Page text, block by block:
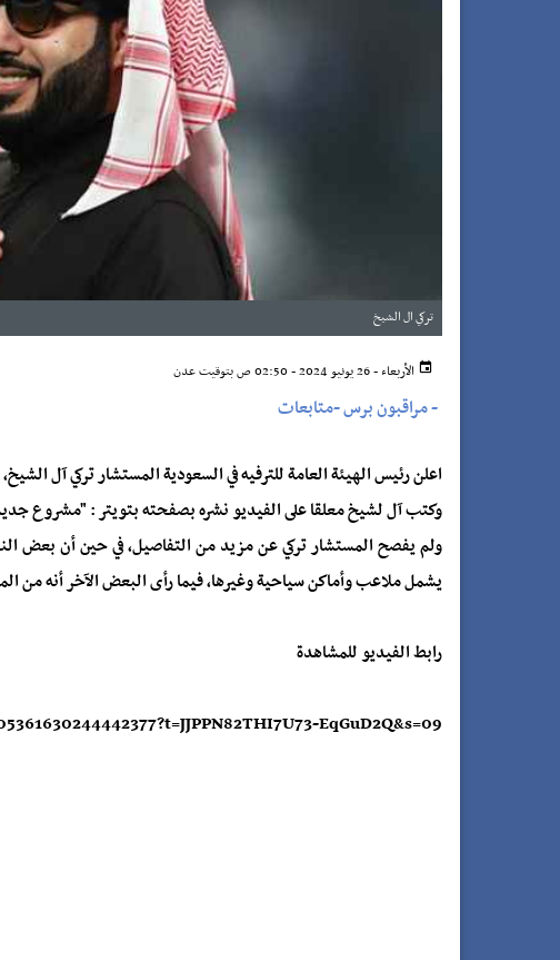
تركي ال الشيخ
الأربعاء - 26 يونيو 2024 - 02:50 ص بتوقيت عدن
-مراقبون برس -متابعات
اعلن رئيس الهيئة العامة للترفيه في السعودية المستشار تركي آل الشيخ،
وكتب آل لشيخ معلقا على الفيديو نشره بصفحته بتويتر : "مشروع جديد ومفاجأة وفي 90 يوم
ولم يفصح المستشار تركي عن مزيد من التفاصيل، في حين أن بعض
يشمل ملاعب وأماكن سياحية وغيرها، فيما رأى البعض الآخر أنه من
رابط الفيديو للمشاهدة
EqGuD2Q&s=09